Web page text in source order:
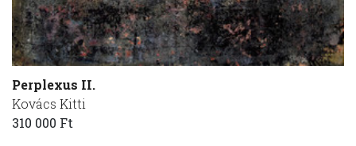
Perplexus II.
Kovács Kitti
310 000 Ft